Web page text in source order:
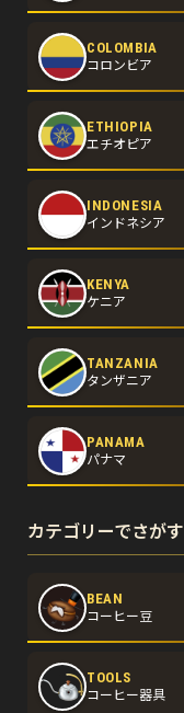
COLOMBIA
コロンビア
ETHIOPIA
エチオピア
INDONESIA
インドネシア
KENYA
ケニア
TANZANIA
タンザニア
PANAMA
パナマ
カテゴリーでさがす
BEAN
コーヒー豆
TOOLS
コーヒー器具